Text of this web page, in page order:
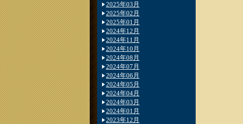
2025年03月
2025年02月
2025年01月
2024年12月
2024年11月
2024年10月
2024年08月
2024年07月
2024年06月
2024年05月
2024年04月
2024年03月
2024年01月
2023年12月